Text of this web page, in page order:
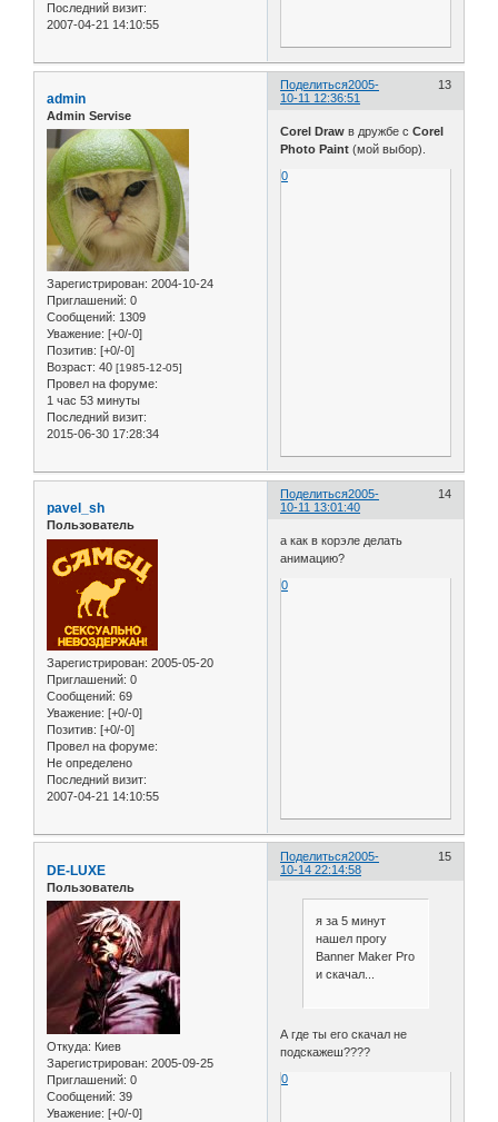
Последний визит:
2007-04-21 14:10:55
Поделиться 13
2005-
10-11 12:36:51
admin
Admin Servise
Зарегистрирован: 2004-10-24
Приглашений: 0
Сообщений: 1309
Уважение: [+0/-0]
Позитив: [+0/-0]
Возраст: 40 [1985-12-05]
Провел на форуме:
1 час 53 минуты
Последний визит:
2015-06-30 17:28:34
Corel Draw в дружбе сCorel
Photo Paint (мой выбор).
0
Поделиться 14
2005-
10-11 13:01:40
pavel_sh
Пользователь
Зарегистрирован: 2005-05-20
Приглашений: 0
Сообщений: 69
Уважение: [+0/-0]
Позитив: [+0/-0]
Провел на форуме:
Не определено
Последний визит:
2007-04-21 14:10:55
а как в корэле делать
анимацию?
0
Поделиться 15
2005-
10-14 22:14:58
DE-LUXE
Пользователь
Откуда: Киев
Зарегистрирован: 2005-09-25
Приглашений: 0
Сообщений: 39
Уважение: [+0/-0]
я за 5 минут
нашел прогу
Banner Maker Pro
и скачал...
А где ты его скачал не
подскажеш????
0